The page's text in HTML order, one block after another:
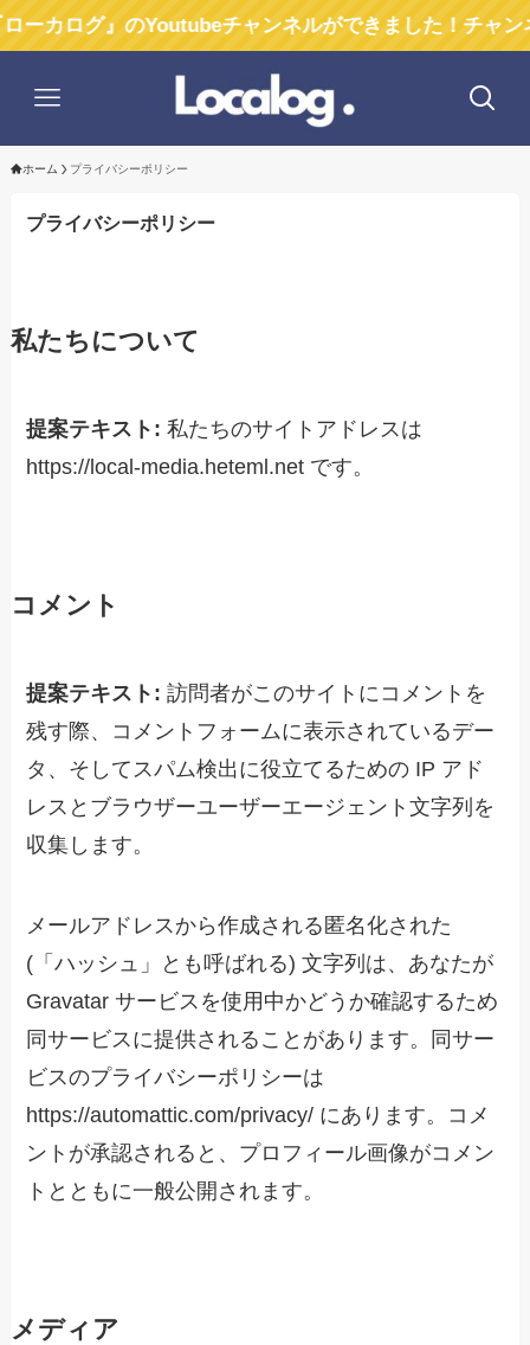
グ』のYoutubeチャンネルができました！チャンネル登
ホーム プライバシーポリシー
プライバシーポリシー
私たちについて
提案テキスト:私たちのサイトアドレスは
https://local-media.heteml.net です。
コメント
提案テキスト:訪問者がこのサイトにコメントを
残す際、コメントフォームに表示されているデー
タ、そしてスパム検出に役立てるための IP アド
レスとブラウザーユーザーエージェント文字列を
収集します。
メールアドレスから作成される匿名化された
(「ハッシュ」とも呼ばれる) 文字列は、あなたが
Gravatar サービスを使用中かどうか確認するため
同サービスに提供されることがあります。同サー
ビスのプライバシーポリシーは
https://automattic.com/privacy/ にあります。コメ
ントが承認されると、プロフィール画像がコメン
トとともに一般公開されます。
メディア